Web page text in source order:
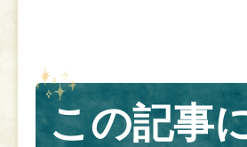
この記事